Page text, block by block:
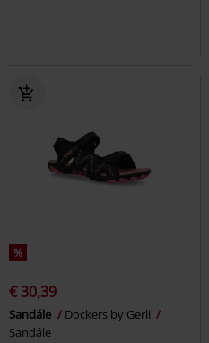
%
€ 30,39
Sandále
Dockers by Gerli
Sandále